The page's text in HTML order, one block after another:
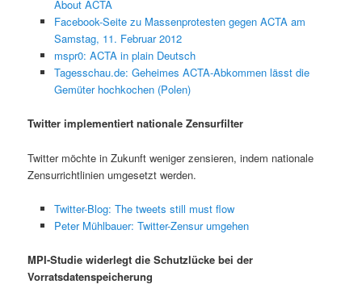
About ACTA
Facebook-Seite zu Massenprotesten gegen ACTA am
Samstag, 11. Februar 2012
mspr0: ACTA in plain Deutsch
Tagesschau.de: Geheimes ACTA-Abkommen lässt die
Gemüter hochkochen (Polen)
Twitter implementiert nationale Zensurfilter
Twitter möchte in Zukunft weniger zensieren, indem nationale
Zensurrichtlinien umgesetzt werden.
Twitter-Blog: The tweets still must flow
Peter Mühlbauer: Twitter-Zensur umgehen
MPI-Studie widerlegt die Schutzlücke bei der
Vorratsdatenspeicherung